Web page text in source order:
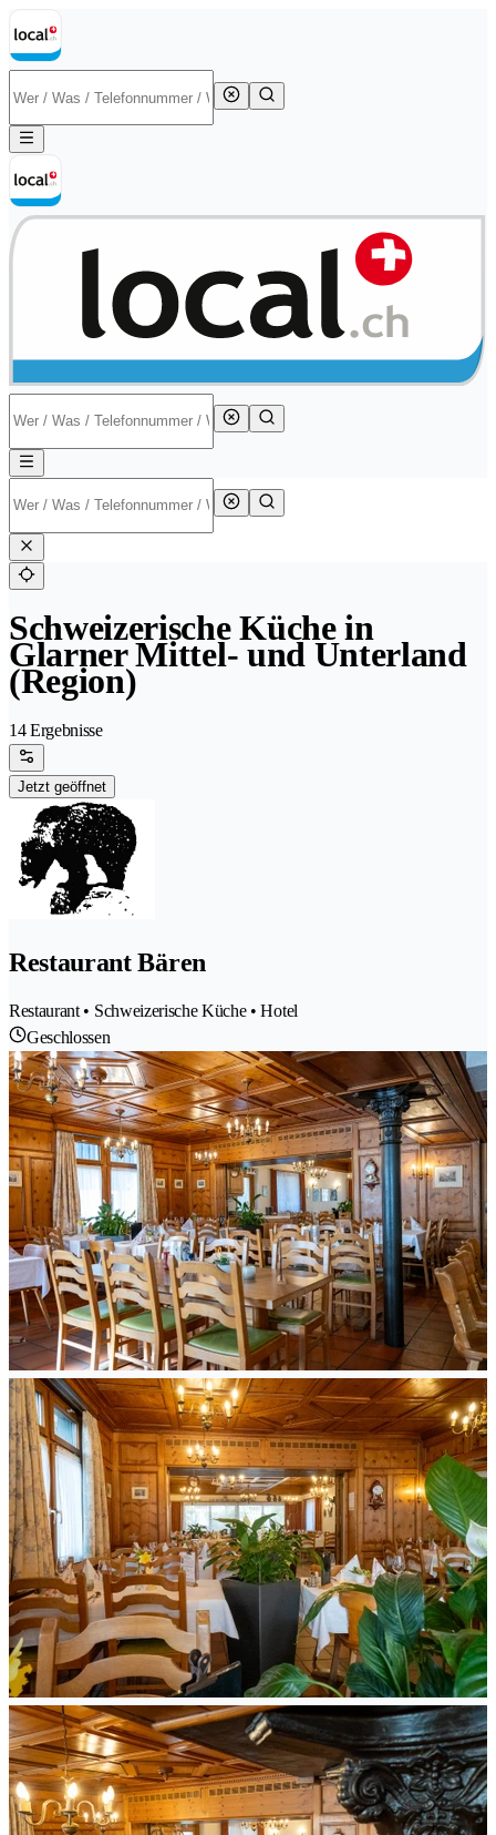
Schweizerische Küche in
Glarner Mittel- und Unterland
(Region)
14 Ergebnisse
Jetzt geöffnet
Restaurant Bären
Restaurant • Schweizerische Küche • Hotel
Geschlossen